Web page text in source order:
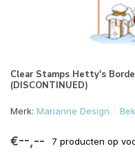
Clear Stamps Hetty's
(DISCONTINUED)
Merk: Marianne Design
€--,-- 7 producten op